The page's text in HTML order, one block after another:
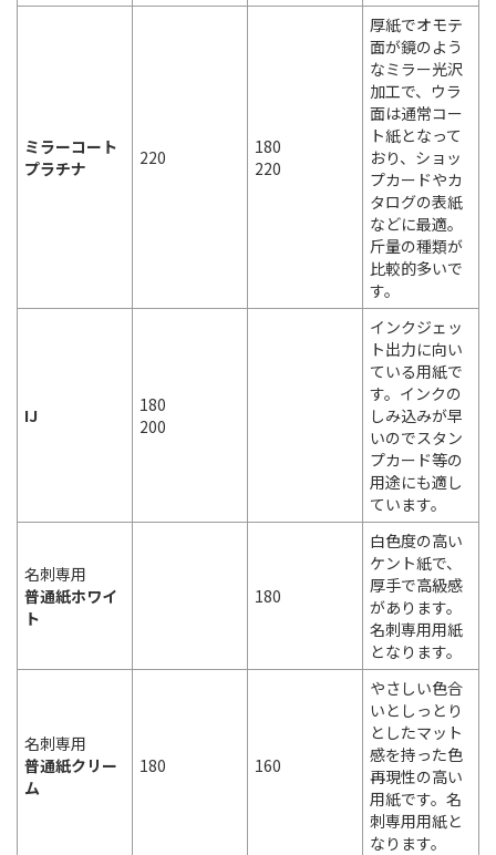
ミラーコート
プラチナ
220
180
220
厚紙でオモテ
面が鏡のよう
なミラー光沢
加工で、ウラ
面は通常コー
ト紙となって
おり、ショッ
プカードやカ
タログの表紙
などに最適。
斤量の種類が
比較的多いで
す。
IJ
180
200
インクジェッ
ト出力に向い
ている用紙で
す。インクの
しみ込みが早
いのでスタン
プカード等の
用途にも適し
ています。
名刺専用
普通紙ホワイ
ト
180
白色度の高い
ケント紙で、
厚手で高級感
があります。
名刺専用用紙
となります。
名刺専用
普通紙クリー
ム
180 160
やさしい色合
いとしっとり
としたマット
感を持った色
再現性の高い
用紙です。名
刺専用用紙と
なります。